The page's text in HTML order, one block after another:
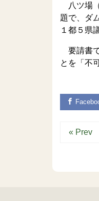
八ツ場
題で、ダ
１都５県
要請書
とを「不
« Prev